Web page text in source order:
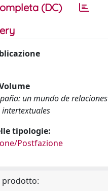
(DC)
un mundo de relaciones
tipologie:
Postfazione
prodotto: